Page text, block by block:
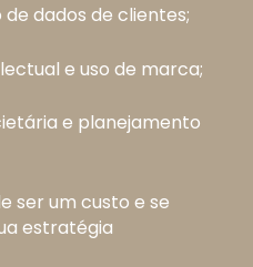
dados de clientes;
e uso de marca;
e planejamento
ser um custo e se
estratégia